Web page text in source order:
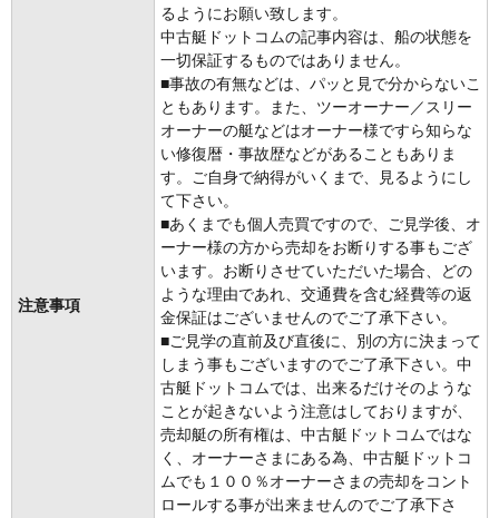
注意事項
るようにお願い致します。
中古艇ドットコムの記事内容は、船の状態を
一切保証するものではありません。
■事故の有無などは、パッと見で分からないこ
ともあります。また、ツーオーナー／スリー
オーナーの艇などはオーナー様ですら知らな
い修復暦・事故歴などがあることもありま
す。ご自身で納得がいくまで、見るようにし
て下さい。
■あくまでも個人売買ですので、ご見学後、オ
ーナー様の方から売却をお断りする事もござ
います。お断りさせていただいた場合、どの
ような理由であれ、交通費を含む経費等の返
金保証はございませんのでご了承下さい。
■ご見学の直前及び直後に、別の方に決まって
しまう事もございますのでご了承下さい。中
古艇ドットコムでは、出来るだけそのような
ことが起きないよう注意はしておりますが、
売却艇の所有権は、中古艇ドットコムではな
く、オーナーさまにある為、中古艇ドットコ
ムでも１００％オーナーさまの売却をコント
ロールする事が出来ませんのでご了承下さ